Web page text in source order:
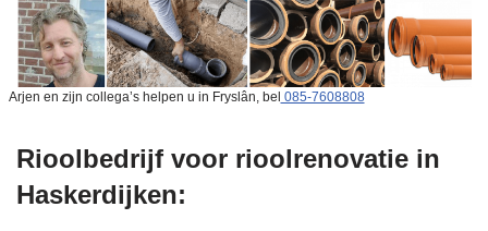
Arjen en zijn collega’s helpen u in Fryslân, bel 085-7608808
Rioolbedrijf voor rioolrenovatie in
Haskerdijken: